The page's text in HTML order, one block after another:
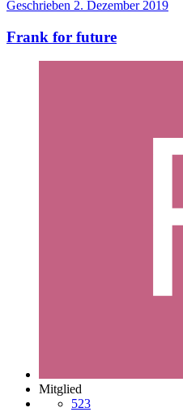
Geschrieben 2. Dezember 2019
Frank for future
Mitglied
523